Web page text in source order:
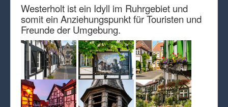
Westerholt ist ein Idyll im Ruhrgebiet und
somit ein Anziehungspunkt für Touristen und
Freunde der Umgebung.